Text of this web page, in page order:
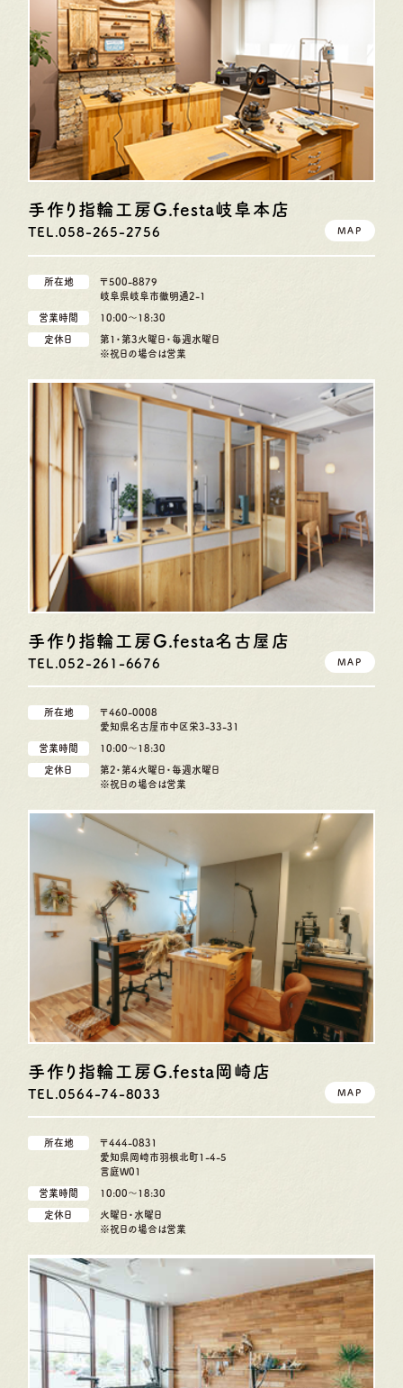
手作り指輪工房G.festa岐阜本店
TEL.058-265-2756 MAP
所在地
〒500-8879
岐阜県岐阜市徹明通2-1
営業時間 10:00〜18:30
定休日
第1・第3火曜日・毎週水曜日
※祝日の場合は営業
手作り指輪工房G.festa名古屋店
TEL.052-261-6676 MAP
所在地
〒460-0008
愛知県名古屋市中区栄3-33-31
営業時間 10:00〜18:30
定休日
第2・第4火曜日・毎週水曜日
※祝日の場合は営業
手作り指輪工房G.festa岡崎店
TEL.0564-74-8033 MAP
所在地
〒444-0831
愛知県岡崎市羽根北町1-4-5
言庭W01
営業時間 10:00〜18:30
定休日
火曜日・水曜日
※祝日の場合は営業